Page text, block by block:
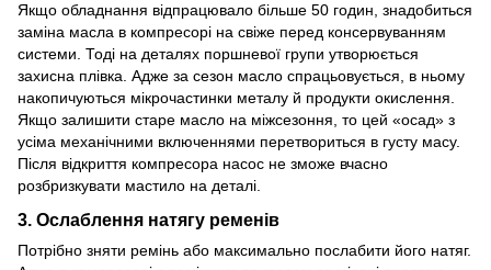
Якщо обладнання відпрацювало більше 50 годин, знадобиться
заміна масла в компресорі на свіже перед консервуванням
системи. Тоді на деталях поршневої групи утворюється
захисна плівка. Адже за сезон масло спрацьовується, в ньому
накопичуються мікрочастинки металу й продукти окислення.
Якщо залишити старе масло на міжсезоння, то цей «осад» з
усіма механічними включеннями перетвориться в густу масу.
Після відкриття компресора насос не зможе вчасно
розбризкувати мастило на деталі.
3. Ослаблення натягу ременів
Потрібно зняти ремінь або максимально послабити його натяг.